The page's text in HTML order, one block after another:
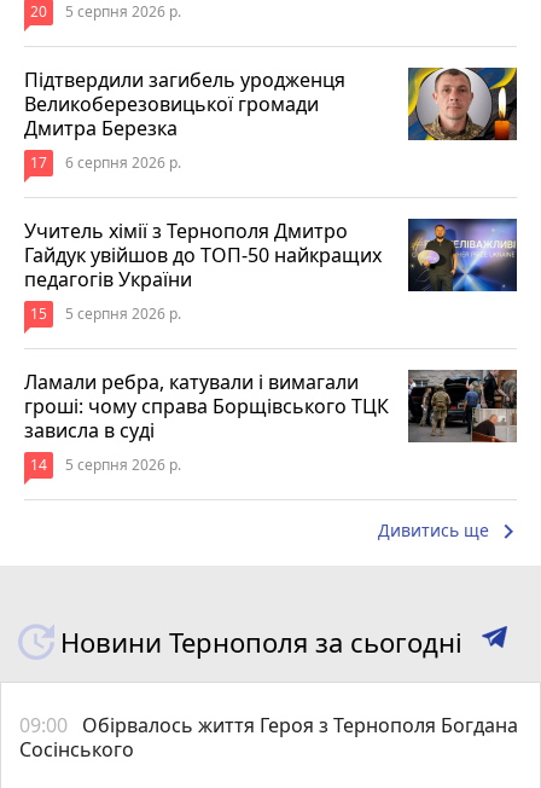
20 5 серпня 2026 р.
Підтвердили загибель уродженця
Великоберезовицької громади
Дмитра Березка
17 6 серпня 2026 р.
Учитель хімії з Тернополя Дмитро
Гайдук увійшов до ТОП-50 найкращих
педагогів України
15 5 серпня 2026 р.
Ламали ребра, катували і вимагали
гроші: чому справа Борщівського ТЦК
зависла в суді
14 5 серпня 2026 р.
Дивитись ще keyboard_arrow_right
Новини Тернополя за сьогодні
09:00 Обірвалось життя Героя з Тернополя Богдана
Сосінського